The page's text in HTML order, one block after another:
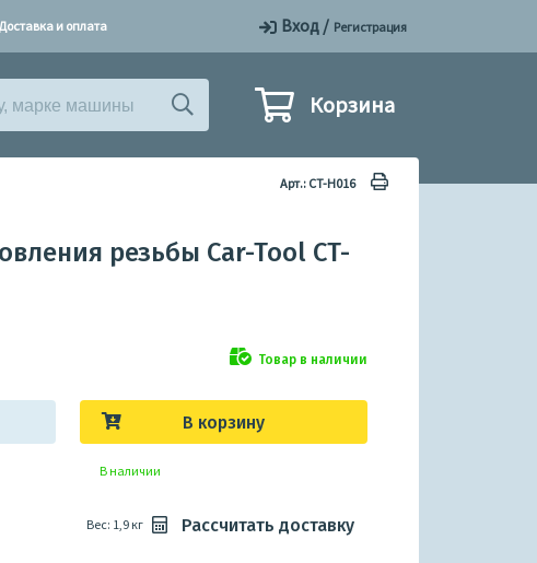
Вход / Регистрация
Доставка и оплата
Корзина
Арт.: CT-H016
резьбы Car-Tool CT-
Товар в наличии
В корзину
В наличии
Вес: 1,9 кг Рассчитать доставку